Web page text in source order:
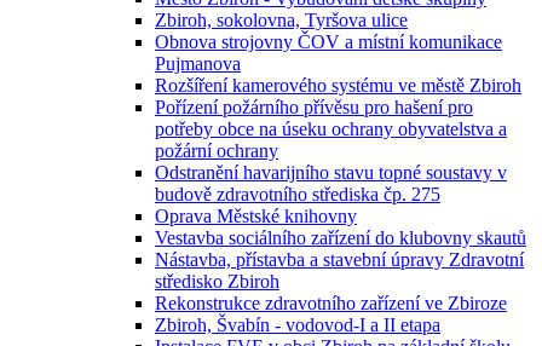
Zbiroh, sokolovna, Tyršova ulice
Obnova strojovny ČOV a místní komunikace
Pujmanova
Rozšíření kamerového systému ve městě Zbiroh
Pořízení požárního přívěsu pro hašení pro
potřeby obce na úseku ochrany obyvatelstva a
požární ochrany
Odstranění havarijního stavu topné soustavy v
budově zdravotního střediska čp. 275
Oprava Městské knihovny
Vestavba sociálního zařízení do klubovny skautů
Nástavba, přístavba a stavební úpravy Zdravotní
středisko Zbiroh
Rekonstrukce zdravotního zařízení ve Zbiroze
Zbiroh, Švabín - vodovod-I a II etapa